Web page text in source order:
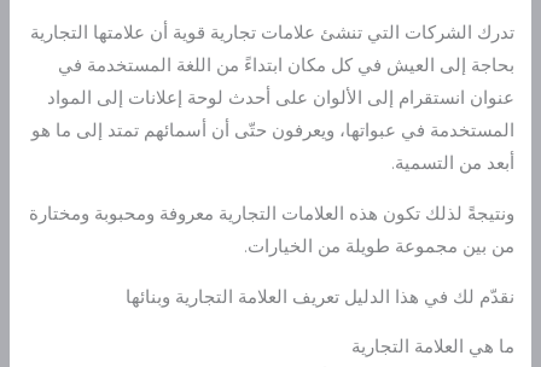
تدرك الشركات التي تنشئ علامات تجارية قوية أن علامتها التجارية
بحاجة إلى العيش في كل مكان ابتداءً من اللغة المستخدمة في
عنوان انستقرام إلى الألوان على أحدث لوحة إعلانات إلى المواد
المستخدمة في عبواتها، ويعرفون حتّى أن أسمائهم تمتد إلى ما هو
أبعد من التسمية.
ونتيجةً لذلك تكون هذه العلامات التجارية معروفة ومحبوبة ومختارة
من بين مجموعة طويلة من الخيارات.
نقدّم لك في هذا الدليل تعريف العلامة التجارية وبنائها
ما هي العلامة التجارية